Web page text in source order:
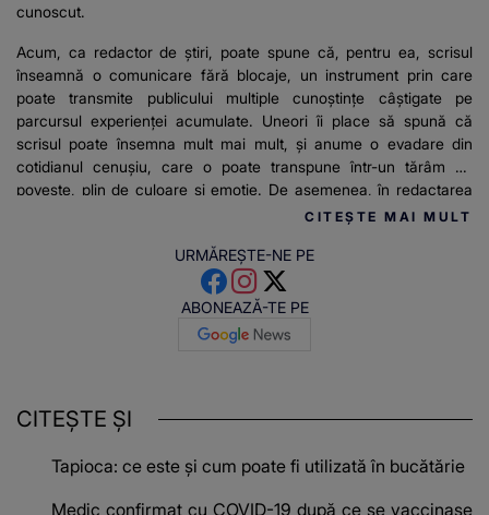
cunoscut.
Acum, ca redactor de știri, poate spune că, pentru ea, scrisul
înseamnă o comunicare fără blocaje, un instrument prin care
poate transmite publicului multiple cunoștințe câștigate pe
parcursul experienței acumulate. Uneori îi place să spună că
scrisul poate însemna mult mai mult, și anume o evadare din
cotidianul cenușiu, care o poate transpune într-un tărâm de
poveste, plin de culoare și emoție. De asemenea, în redactarea
articolelor pentru stirilekanald.ro îi place să relateze mereu
CITEȘTE MAI MULT
URMĂREȘTE-NE PE
ABONEAZĂ-TE PE
CITEȘTE ȘI
Tapioca: ce este și cum poate fi utilizată în bucătărie
Medic confirmat cu COVID-19 după ce se vaccinase